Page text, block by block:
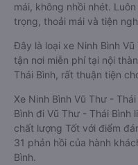
mái, không nhồi nhét.
trọng, thoải mái và tiện
Đây là loại xe Ninh Bình
tận nơi miễn phí tại nội
Thái Bình, rất thuận tiện
Xe Ninh Bình Vũ Thư -
Bình đi Vũ Thư - Thái Bình
chất lượng Tốt với điểm
31 phản hồi của hành
Bình.